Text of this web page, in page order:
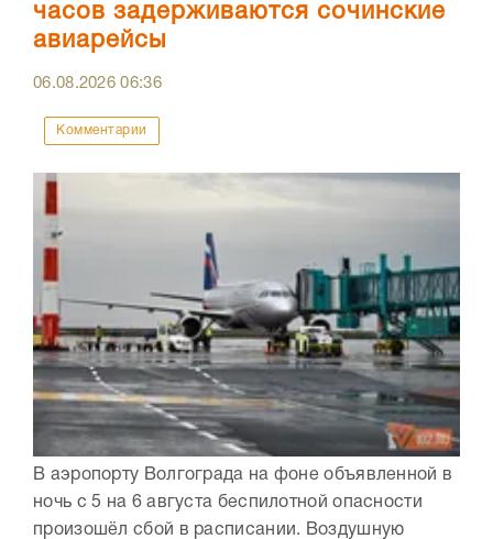
часов задерживаются сочинские
авиарейсы
06.08.202606:36
Комментарии
В аэропорту Волгограда на фоне объявленной в
ночь с 5 на 6 августа беспилотной опасности
произошёл сбой в расписании. Воздушную